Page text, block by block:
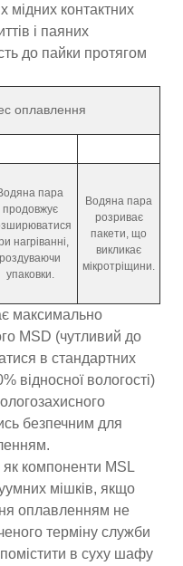
мідних контактних
і паяних
до пайки протягом
оплавлення
пара
продовжує
нагріванні,
роздуваючи
упаковки.
Водяна пара
розриває
пакети, що
викликає
мікротріщини.
максимально
MSD (чутливий до
в стандартних
відносної вологості)
безпечним для
як компоненти MSL
мішків, якщо
оплавленням не
терміну служби
помістити в суху шафу